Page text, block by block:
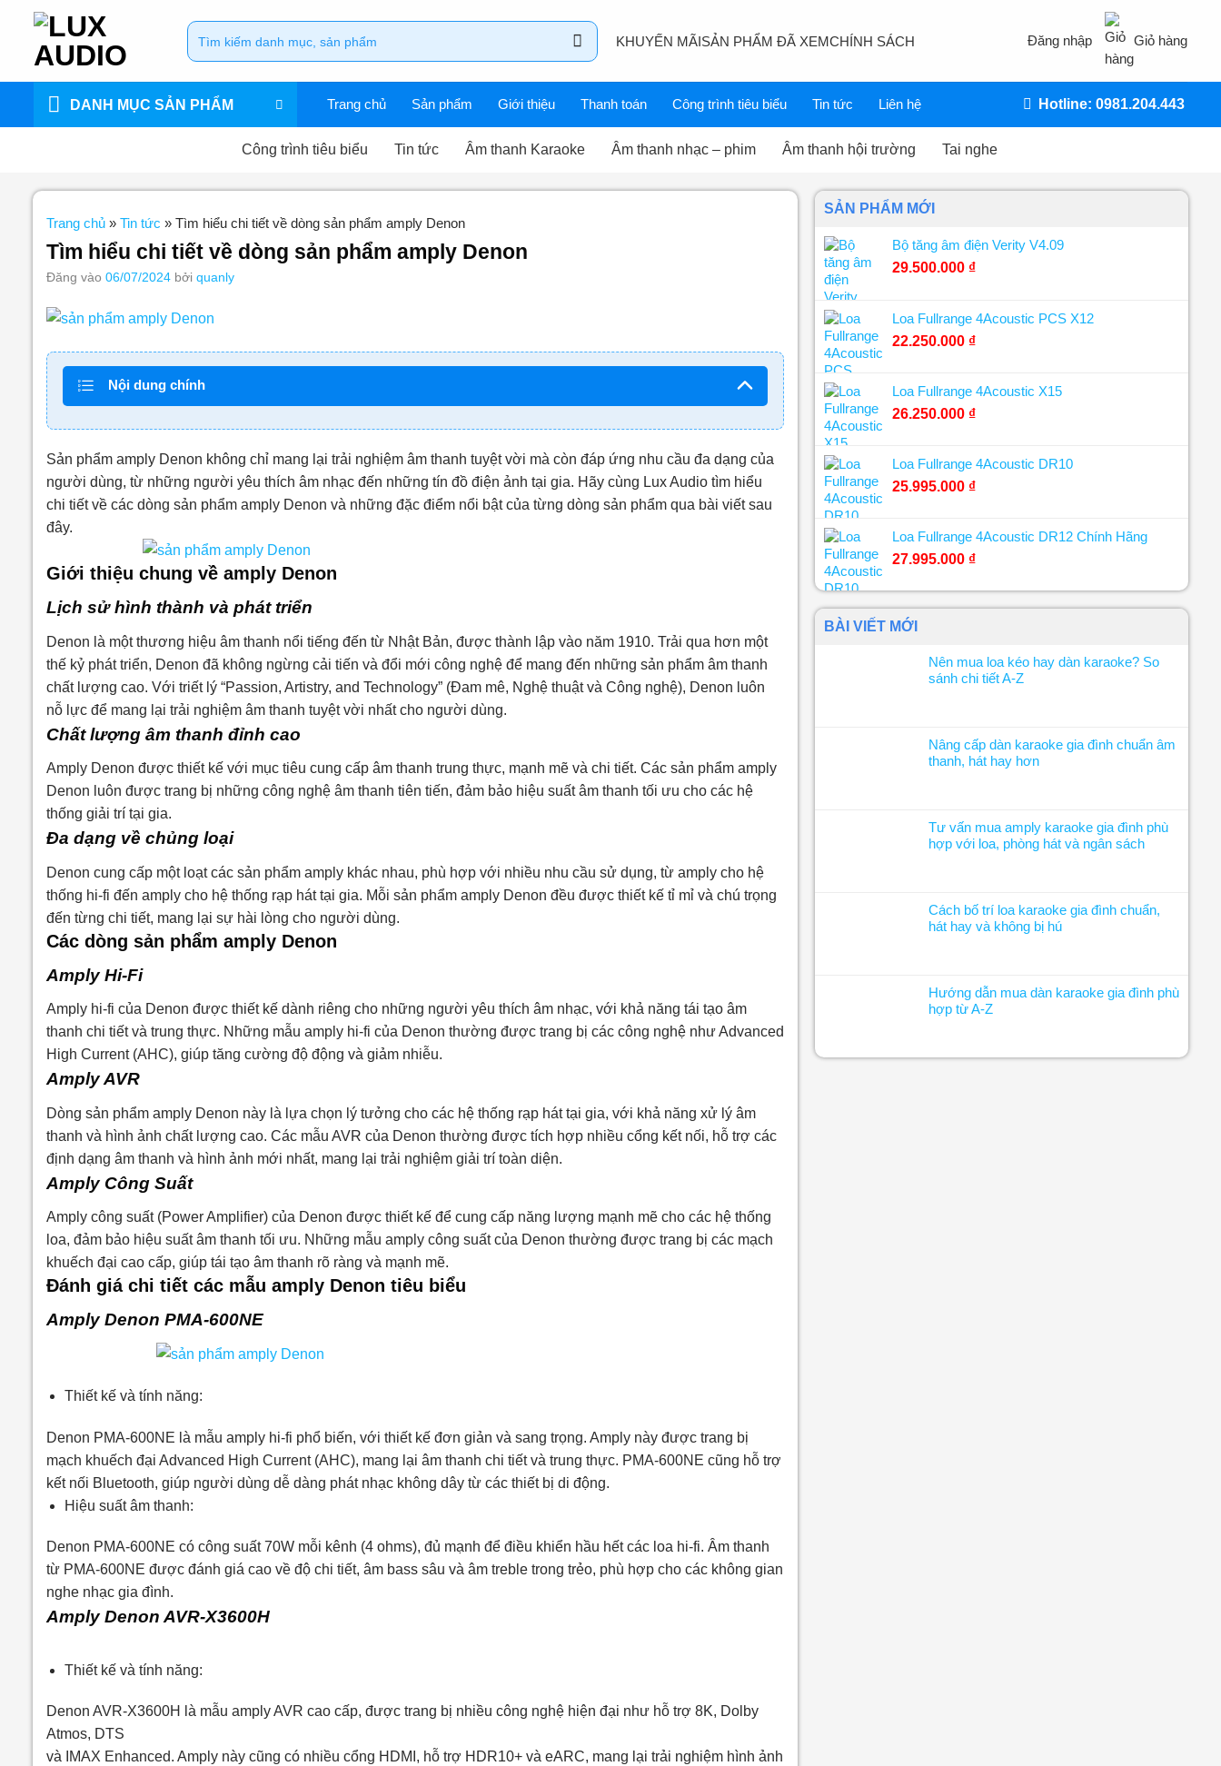
dung
Tìm
kiếm:
KHUYẾN MÃISẢN PHẨM ĐÃ XEMCHÍNH SÁCH Đăng nhập Giỏ hàng
DANH MỤC SẢN PHẨM Trang chủ Sản phẩm Giới thiệu Thanh toán Công trình tiêu biểu Tin tức Liên hệ Hotline: 0981.204.443
Công trình tiêu biểu Tin tức Âm thanh Karaoke Âm thanh nhạc – phim Âm thanh hội trường Tai nghe
Trang chủ» Tin tức » Tìm hiểu chi tiết về dòng sản phẩm amply Denon
Tìm hiểu chi tiết về dòng sản phẩm amply Denon
Đăng vào 06/07/2024 bởi quanly
Nội dung chính
Sản phẩm amply Denon không chỉ mang lại trải nghiệm âm thanh tuyệt vời mà còn đáp ứng nhu cầu đa dạng của
người dùng, từ những người yêu thích âm nhạc đến những tín đồ điện ảnh tại gia. Hãy cùng Lux Audio tìm hiểu
chi tiết về các dòng sản phẩm amply Denon và những đặc điểm nổi bật của từng dòng sản phẩm qua bài viết sau
đây.
Giới thiệu chung về amply Denon
Lịch sử hình thành và phát triển
Denon là một thương hiệu âm thanh nổi tiếng đến từ Nhật Bản, được thành lập vào năm 1910. Trải qua hơn một
thế kỷ phát triển, Denon đã không ngừng cải tiến và đổi mới công nghệ để mang đến những sản phẩm âm thanh
chất lượng cao. Với triết lý “Passion, Artistry, and Technology” (Đam mê, Nghệ thuật và Công nghệ), Denon luôn
nỗ lực để mang lại trải nghiệm âm thanh tuyệt vời nhất cho người dùng.
Chất lượng âm thanh đỉnh cao
Amply Denon được thiết kế với mục tiêu cung cấp âm thanh trung thực, mạnh mẽ và chi tiết. Các sản phẩm amply
Denon luôn được trang bị những công nghệ âm thanh tiên tiến, đảm bảo hiệu suất âm thanh tối ưu cho các hệ
thống giải trí tại gia.
Đa dạng về chủng loại
Denon cung cấp một loạt các sản phẩm amply khác nhau, phù hợp với nhiều nhu cầu sử dụng, từ amply cho hệ
thống hi-fi đến amply cho hệ thống rạp hát tại gia. Mỗi sản phẩm amply Denon đều được thiết kế tỉ mỉ và chú trọng
đến từng chi tiết, mang lại sự hài lòng cho người dùng.
Các dòng sản phẩm amply Denon
Amply Hi-Fi
Amply hi-fi của Denon được thiết kế dành riêng cho những người yêu thích âm nhạc, với khả năng tái tạo âm
thanh chi tiết và trung thực. Những mẫu amply hi-fi của Denon thường được trang bị các công nghệ như Advanced
High Current (AHC), giúp tăng cường độ động và giảm nhiễu.
Amply AVR
Dòng sản phẩm amply Denon này là lựa chọn lý tưởng cho các hệ thống rạp hát tại gia, với khả năng xử lý âm
thanh và hình ảnh chất lượng cao. Các mẫu AVR của Denon thường được tích hợp nhiều cổng kết nối, hỗ trợ các
định dạng âm thanh và hình ảnh mới nhất, mang lại trải nghiệm giải trí toàn diện.
Amply Công Suất
Amply công suất (Power Amplifier) của Denon được thiết kế để cung cấp năng lượng mạnh mẽ cho các hệ thống
loa, đảm bảo hiệu suất âm thanh tối ưu. Những mẫu amply công suất của Denon thường được trang bị các mạch
khuếch đại cao cấp, giúp tái tạo âm thanh rõ ràng và mạnh mẽ.
Đánh giá chi tiết các mẫu amply Denon tiêu biểu
Amply Denon PMA-600NE
Thiết kế và tính năng:
Denon PMA-600NE là mẫu amply hi-fi phổ biến, với thiết kế đơn giản và sang trọng. Amply này được trang bị
mạch khuếch đại Advanced High Current (AHC), mang lại âm thanh chi tiết và trung thực. PMA-600NE cũng hỗ trợ
kết nối Bluetooth, giúp người dùng dễ dàng phát nhạc không dây từ các thiết bị di động.
Hiệu suất âm thanh:
Denon PMA-600NE có công suất 70W mỗi kênh (4 ohms), đủ mạnh để điều khiển hầu hết các loa hi-fi. Âm thanh
từ PMA-600NE được đánh giá cao về độ chi tiết, âm bass sâu và âm treble trong trẻo, phù hợp cho các không gian
nghe nhạc gia đình.
Amply Denon AVR-X3600H
Thiết kế và tính năng:
Denon AVR-X3600H là mẫu amply AVR cao cấp, được trang bị nhiều công nghệ hiện đại như hỗ trợ 8K, Dolby
Atmos, DTS
và IMAX Enhanced. Amply này cũng có nhiều cổng HDMI, hỗ trợ HDR10+ và eARC, mang lại trải nghiệm hình ảnh
SẢN PHẨM MỚI
Bộ tăng âm điện Verity V4.09
29.500.000 ₫
Loa Fullrange 4Acoustic PCS X12
22.250.000 ₫
Loa Fullrange 4Acoustic X15
26.250.000 ₫
Loa Fullrange 4Acoustic DR10
25.995.000 ₫
Loa Fullrange 4Acoustic DR12 Chính Hãng
27.995.000 ₫
BÀI VIẾT MỚI
Nên mua loa kéo hay dàn karaoke? So
sánh chi tiết A-Z
Nâng cấp dàn karaoke gia đình chuẩn âm
thanh, hát hay hơn
Tư vấn mua amply karaoke gia đình phù
hợp với loa, phòng hát và ngân sách
Cách bố trí loa karaoke gia đình chuẩn,
hát hay và không bị hú
Hướng dẫn mua dàn karaoke gia đình phù
hợp từ A-Z